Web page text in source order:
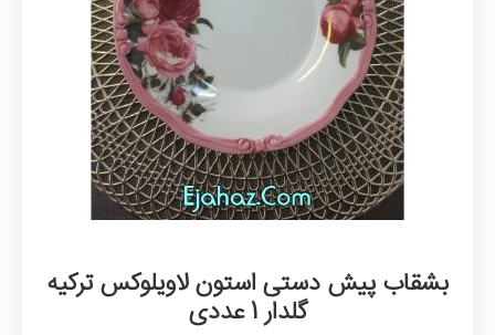
بشقاب پیش دستی استون لاویلوکس ترکیه
گلدار 1 عددی